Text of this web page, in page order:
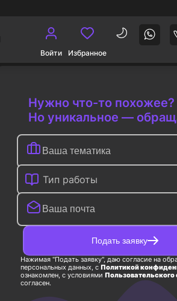
Войти Избранное
Нужно что-то похожее?
Но уникальное —
Тип работы
Подать заявку
Нажимая "Подать заявку", даю согласие на
персональных данных, с Политикой
ознакомлен, с условиями Пользовательского
согласен.